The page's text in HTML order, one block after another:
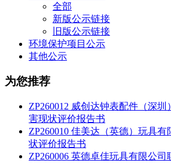
全部
新版公示链接
旧版公示链接
环境保护项目公示
其他公示
为您推荐
ZP260012 威创达钟表配件（深
害现状评价报告书
ZP260010 佳美达（英德）玩具
状评价报告书
ZP260006 英德卓佳玩具有限公